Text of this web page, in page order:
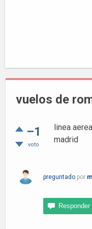
vuelos de
–1
voto
linea
madrid
preguntado por